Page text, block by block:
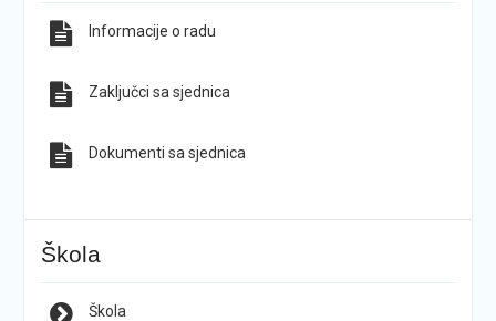
Informacije o radu
Zaključci sa sjednica
Dokumenti sa sjednica
Škola
Škola